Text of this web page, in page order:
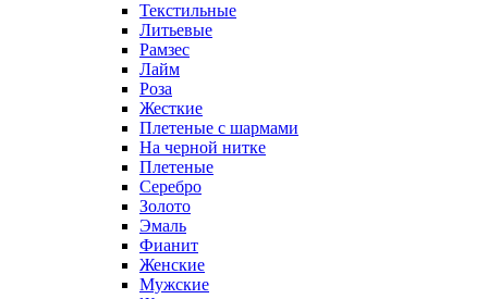
Текстильные
Литьевые
Рамзес
Лайм
Роза
Жесткие
Плетеные с шармами
На черной нитке
Плетеные
Серебро
Золото
Эмаль
Фианит
Женские
Мужские